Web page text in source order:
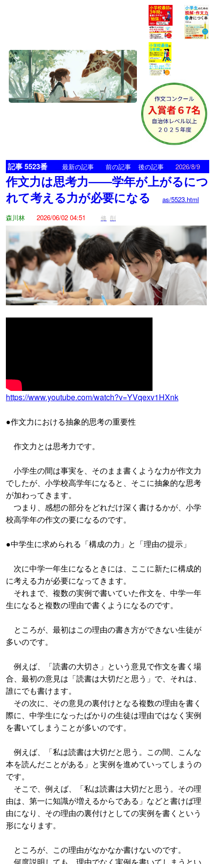
記事 5523番 最新の記事 前の記事 後の記事 2026/8/9
作文力は思考力――学年が上がるにつ
れて考える力が必要になる
as/5523.html
森川林
2026/06/02 04:51 修 削
https://www.youtube.com/watch?v=YVqexv1HXnk
●作文力における抽象的思考の重要性
作文力とは思考力です。
小学生の間は事実を、そのまま書くような力が作文力
でしたが、小学校高学年になると、そこに抽象的な思考
が加わってきます。
つまり、感想の部分をどれだけ深く書けるかが、小学
校高学年の作文の要になるのです。
●中学生に求められる「構成の力」と「理由の提示」
次に中学一年生になるときには、ここに新たに構成的
に考える力が必要になってきます。
それまで、複数の実例で書いていた作文を、中学一年
生になると複数の理由で書くようになるのです。
ところが、最初はこの理由の書き方ができない生徒が
多いのです。
例えば、「読書の大切さ」という意見で作文を書く場
合、最初の意見は「読書は大切だと思う」で、それは、
誰にでも書けます。
その次に、その意見の裏付けとなる複数の理由を書く
際に、中学生になったばかりの生徒は理由ではなく実例
を書いてしまうことが多いのです。
例えば、「私は読書は大切だと思う。この間、こんな
本を読んだことがある」と実例を進めていってしまうの
です。
そこで、例えば、「私は読書は大切だと思う。その理
由は、第一に知識が増えるからである」などと書けば理
由になり、その理由の裏付けとしての実例を書くという
形になります。
ところが、この理由がなかなか書けないのです。